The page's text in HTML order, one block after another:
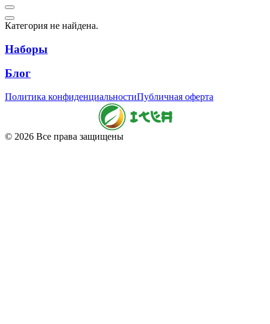
Категория не найдена.
Наборы
Блог
Политика конфиденциальностиПубличная оферта
© 2026 Все права защищены